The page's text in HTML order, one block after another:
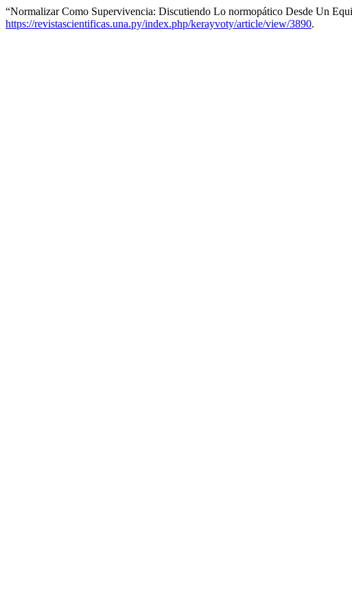
“Normalizar Como Supervivencia: Discutiendo Lo normopático Desde Un
https://revistascientificas.una.py/index.php/kerayvoty/article/view/3890.